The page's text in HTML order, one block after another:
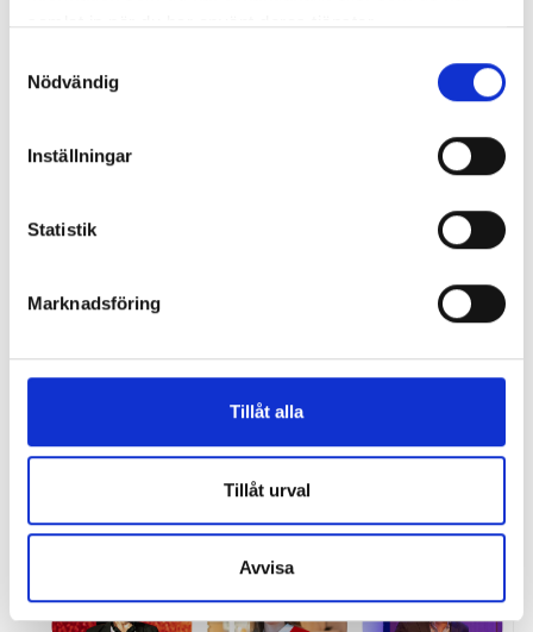
samlat in när du har använt deras tjänster.
Nödvändig
Inställningar
Statistik
Marknadsföring
Tillåt alla
Tillåt urval
Avvisa
sig av insikter om arbetslivets föränderliga landskap.
Marcus Boij, Teknisk chef, och Andreas Haak,
Affärsutvecklare på Informationsteknik, har
arbetar inom vår globala organisation GPA. Marcus
förmåga att göra avancerade lösningar enkla att
förstå. Under 2023 och 2024 har de deltagit som talare
Dessutom deltar Gunnar Kyvik, General Manager
Account Manager på Yealink.
Välkommen till en inspirerande eftermiddag där vi tar
ett steg framåt mot framtidens arbetsplats! Självklart